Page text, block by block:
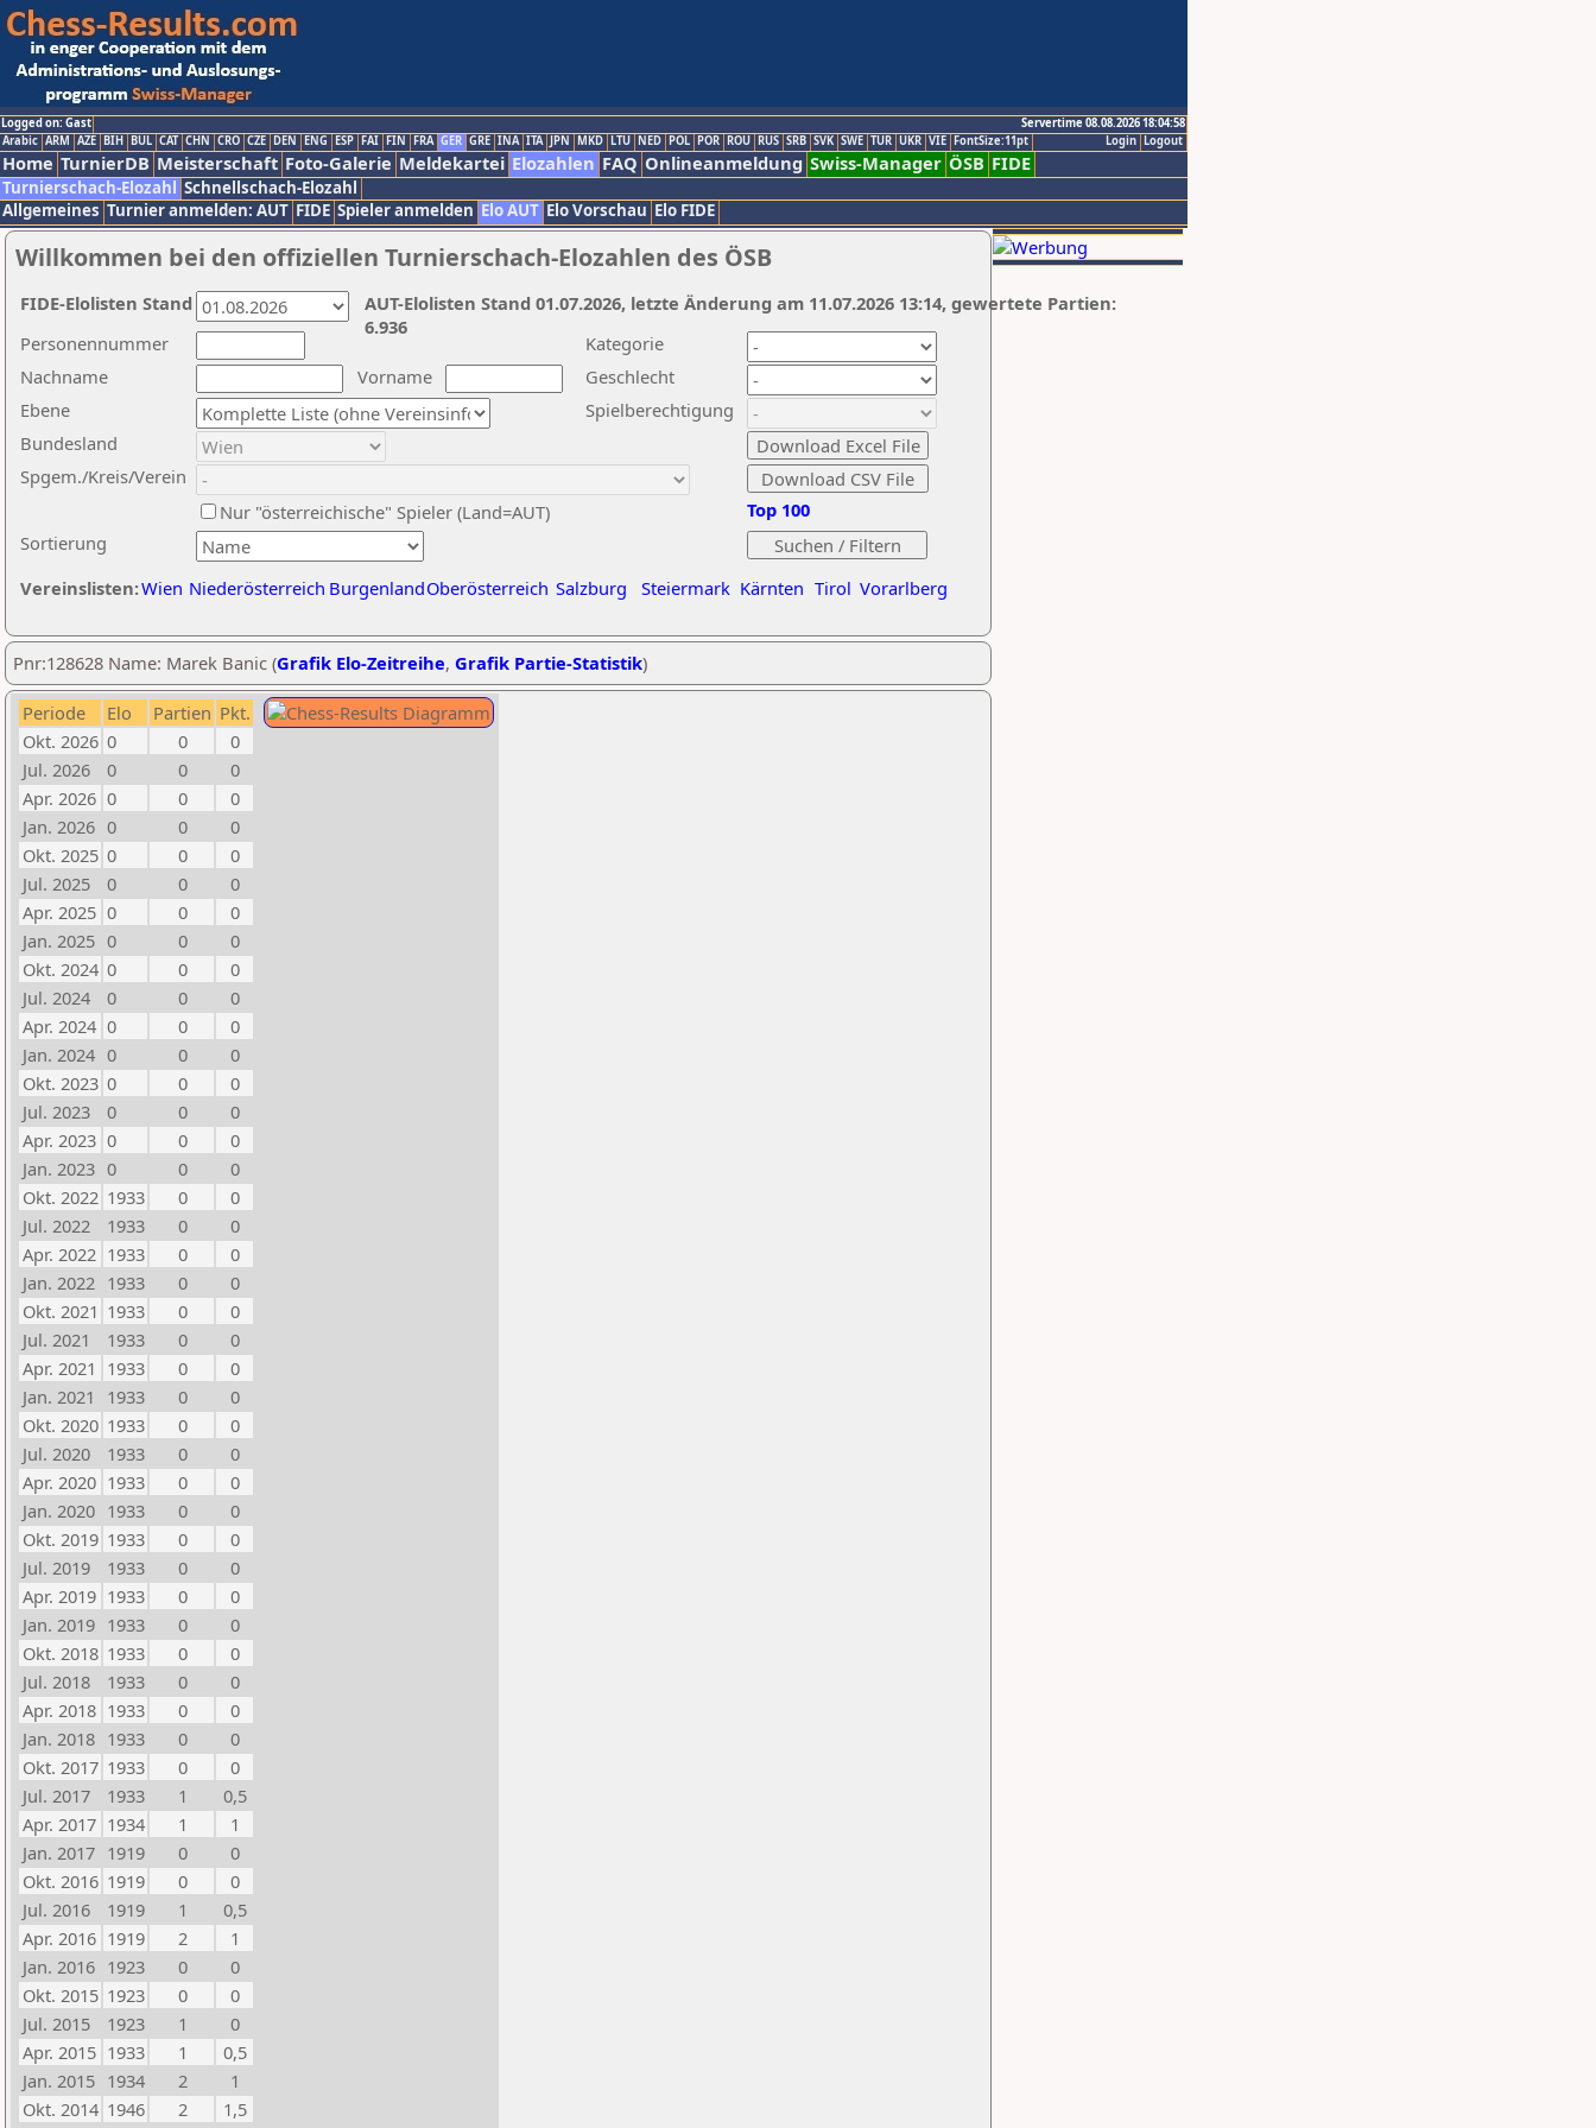
Logged on: Gast
Servertime 08.08.2026 18:04:58
Logout
Login
Arabic ARM AZE BIH BUL CAT CHN CRO CZE DEN ENG ESP FAI FIN FRA GER GRE INA ITA JPN MKD LTU NED POL POR ROU RUS SRB SVK SWE TUR UKR VIE FontSize:11pt
Home TurnierDB Meisterschaft Foto-Galerie Meldekartei Elozahlen FAQ Onlineanmeldung Swiss-Manager ÖSB FIDE
Turnierschach-Elozahl Schnellschach-Elozahl
Allgemeines Turnier anmelden: AUT FIDE Spieler anmelden Elo AUT Elo Vorschau Elo FIDE
Willkommen bei den offiziellen Turnierschach-Elozahlen des ÖSB
Nachname
Vorname
Ebene
Kategorie
Sortierung
Personennummer
Bundesland
Spgem./Kreis/Verein
Geschlecht
Nur "österreichische" Spieler (Land=AUT)
Spielberechtigung
Vereinslisten:Wien Niederösterreich BurgenlandOberösterreich Salzburg Steiermark Kärnten Tirol Vorarlberg
Top 100
AUT-Elolisten Stand 01.07.2026, letzte Änderung am 11.07.2026 13:14, gewertete Partien:
6.936
FIDE-Elolisten Stand
Pnr:128628 Name: Marek Banic (Grafik Elo-Zeitreihe, Grafik Partie-Statistik)
Periode Elo Partien Pkt.
Okt. 2026 0 0
0
Jul. 2026
0 0
0
Apr. 2026 0 0
0
Jan. 2026 0 0
0
Okt. 2025 0 0
0
Jul. 2025
0 0
0
Apr. 2025 0 0
0
Jan. 2025 0 0
0
Okt. 2024 0 0
0
Jul. 2024
0 0
0
Apr. 2024 0 0
0
Jan. 2024 0 0
0
Okt. 2023 0 0
0
Jul. 2023
0 0
0
Apr. 2023 0 0
0
Jan. 2023 0 0
0
Okt. 2022 1933 0
0
Jul. 2022
1933 0
0
Apr. 2022 1933 0
0
Jan. 2022 1933 0
0
Okt. 2021 1933 0
0
Jul. 2021
1933 0
0
Apr. 2021 1933 0
0
Jan. 2021
1933 0
0
Okt. 2020 1933 0
0
Jul. 2020
1933 0
0
Apr. 2020 1933 0
0
Jan. 2020 1933 0
0
Okt. 2019 1933 0
0
Jul. 2019
1933 0
0
Apr. 2019 1933 0
0
Jan. 2019 1933 0
0
Okt. 2018 1933 0
0
Jul. 2018
1933 0
0
Apr. 2018 1933 0
0
Jan. 2018 1933 0
0
Okt. 2017 1933 0
0
Jul. 2017
1933 1
0,5
Apr. 2017 1934 1
1
Jan. 2017 1919 0
0
Okt. 2016 1919 0
0
Jul. 2016
1919 1
0,5
Apr. 2016 1919 2
1
Jan. 2016 1923 0
0
Okt. 2015 1923 0
0
Jul. 2015
1923 1
0
Apr. 2015 1933 1
0,5
Jan. 2015 1934 2
1
Okt. 2014 1946 2
1,5